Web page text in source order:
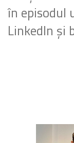
în episodul
LinkedIn și